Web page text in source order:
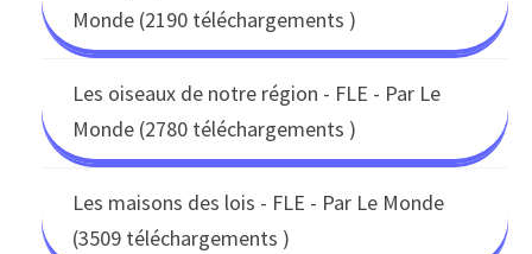
Monde (2190 téléchargements )
Les oiseaux de notre région - FLE - Par Le
Monde (2780 téléchargements )
Les maisons des lois - FLE - Par Le Monde
(3509 téléchargements )